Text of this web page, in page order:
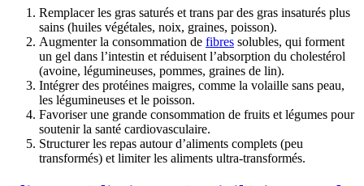
Remplacer les gras saturés et trans par des gras insaturés plus
sains (huiles végétales, noix, graines, poisson).
Augmenter la consommation de fibres solubles, qui forment
un gel dans l’intestin et réduisent l’absorption du cholestérol
(avoine, légumineuses, pommes, graines de lin).
Intégrer des protéines maigres, comme la volaille sans peau,
les légumineuses et le poisson.
Favoriser une grande consommation de fruits et légumes pour
soutenir la santé cardiovasculaire.
Structurer les repas autour d’aliments complets (peu
transformés) et limiter les aliments ultra-transformés.